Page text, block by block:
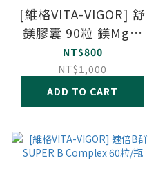
[維格VITA-VIGOR] 舒
鎂膠囊 90粒 鎂Mg、
鋅Zn、硒Se
NT$800
NT$1,000
ADD TO CART